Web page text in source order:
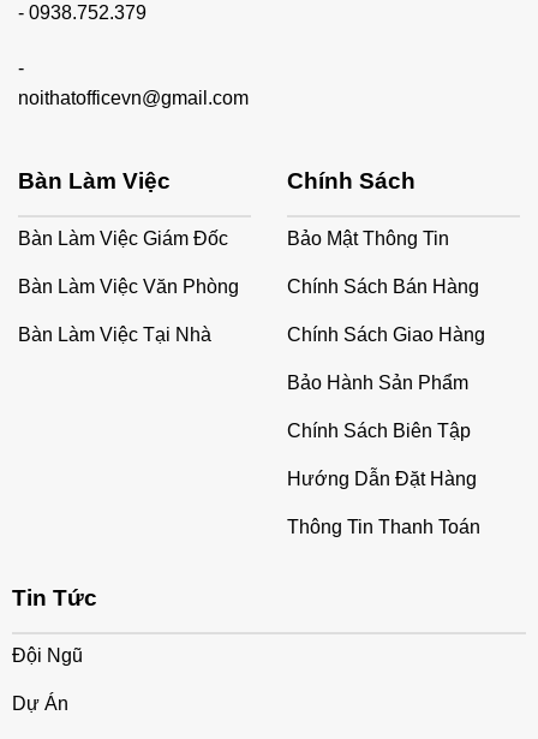
- 0938.752.379
-
noithatofficevn@gmail.com
Bàn Làm Việc
Bàn Làm Việc Giám Đốc
Bàn Làm Việc Văn Phòng
Bàn Làm Việc Tại Nhà
Chính Sách
Bảo Mật Thông Tin
Chính Sách Bán Hàng
Chính Sách Giao Hàng
Bảo Hành Sản Phẩm
Chính Sách Biên Tập
Hướng Dẫn Đặt Hàng
Thông Tin Thanh Toán
Tin Tức
Đội Ngũ
Dự Án